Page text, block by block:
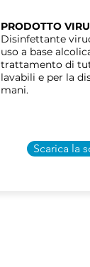
PRODOTTO
Disinfettante
uso a base
trattamento di
lavabili e per la
mani.
Scarica la